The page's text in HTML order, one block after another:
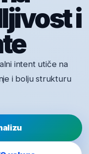
i
intent utiče na
i bolju strukturu